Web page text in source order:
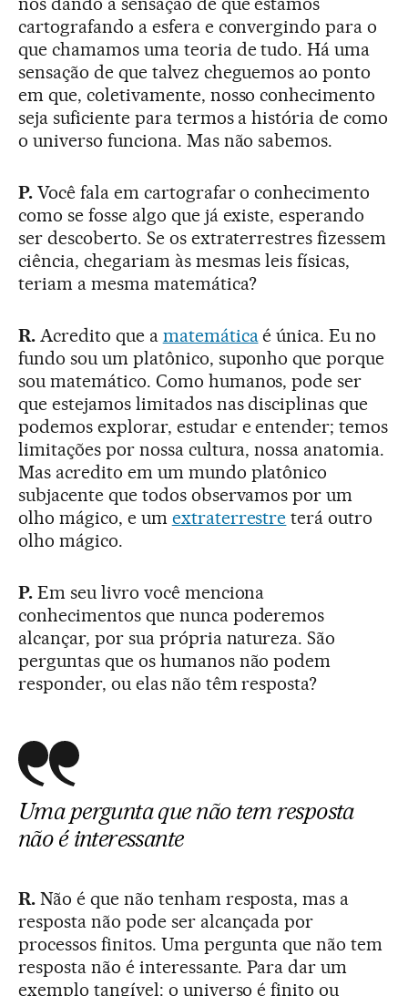
cartografando a esfera e convergindo para o
que chamamos uma teoria de tudo. Há uma
sensação de que talvez cheguemos ao ponto
em que, coletivamente, nosso conhecimento
seja suficiente para termos a história de como
o universo funciona. Mas não sabemos.
P.Você fala em cartografar o conhecimento
como se fosse algo que já existe, esperando
ser descoberto. Se os extraterrestres fizessem
ciência, chegariam às mesmas leis físicas,
teriam a mesma matemática?
R.Acredito que a matemáticaé única. Eu no
fundo sou um platônico, suponho que porque
sou matemático. Como humanos, pode ser
que estejamos limitados nas disciplinas que
podemos explorar, estudar e entender; temos
limitações por nossa cultura, nossa anatomia.
Mas acredito em um mundo platônico
subjacente que todos observamos por um
olho mágico, e um extraterrestre terá outro
olho mágico.
P.Em seu livro você menciona
conhecimentos que nunca poderemos
alcançar, por sua própria natureza. São
perguntas que os humanos não podem
responder, ou elas não têm resposta?
Uma pergunta que não tem resposta
não é interessante
R.Não é que não tenham resposta, mas a
resposta não pode ser alcançada por
processos finitos. Uma pergunta que não tem
resposta não é interessante. Para dar um
exemplo tangível: o universo é finito ou